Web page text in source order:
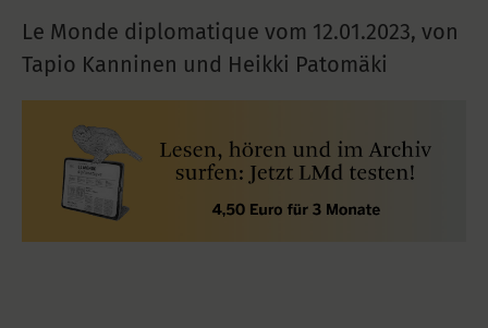
Le Monde diplomatique vom 12.01.2023, von
Tapio Kanninen und Heikki Patomäki